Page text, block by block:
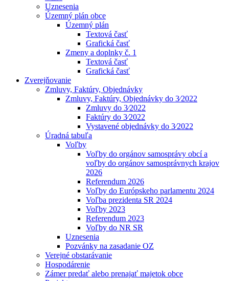
Uznesenia
Územný plán obce
Územný plán
Textová časť
Grafická časť
Zmeny a doplnky č. 1
Textová časť
Grafická časť
Zverejňovanie
Zmluvy, Faktúry, Objednávky
Zmluvy, Faktúry, Objednávky do 3⁄2022
Zmluvy do 3⁄2022
Faktúry do 3⁄2022
Vystavené objednávky do 3⁄2022
Úradná tabuľa
Voľby
Voľby do orgánov samosprávy obcí a
voľby do orgánov samosprávnych krajov
2026
Referendum 2026
Voľby do Európskeho parlamentu 2024
Voľba prezidenta SR 2024
Voľby 2023
Referendum 2023
Voľby do NR SR
Uznesenia
Pozvánky na zasadanie OZ
Verejné obstarávanie
Hospodárenie
Zámer predať alebo prenajať majetok obce